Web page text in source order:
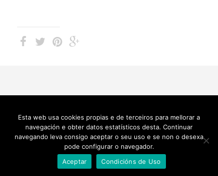
© 2022 Crearte Servizos Culturais. Designed byQM.
Portada Contacto Aviso Legal
Esta web usa cookies propias e de terceiros para mellorar a
navegación e obter datos estatísticos desta. Continuar
navegando leva consigo aceptar o seu uso e se non o desexa
pode configurar o navegador.
Aceptar
Condicións de Uso